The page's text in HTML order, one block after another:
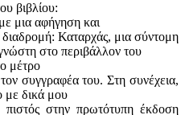
βιβλίου:
μια αφήγηση και
Καταρχάς, μια σύντομη
στο περιβάλλον του
μέτρο
συγγραφέα του. Στη συνέχεια,
με δικά μου
πιστός στην πρωτότυπη έκδοση